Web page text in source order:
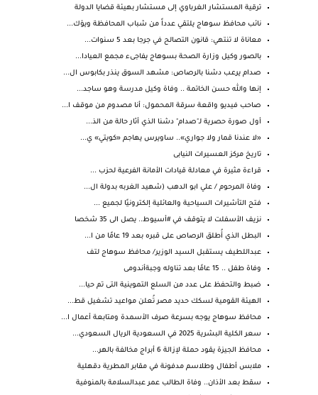
ترقية المستشار الغرباوي إلى مستشار بهيئة قضايا الدولة
نائب محافظ سوهاج يلتقي عدداً من شباب المحافظة ويؤك...
معاناة لا تنتهي: قانون التصالح في جرجا بعد 5 سنوات...
بالصور وكيل وزارة الصحة بسوهاج يفاجىء مجمع العيادا...
صدام يرعـب دشنا بالرصاص: مشهد السوق ينذر بكابوس ال...
إنها والله حسن الخاتمة .. وفاة وكيل مدرسة وهو ساجد...
صاحب فيديو واقعة سرقة المحمول: أنا مصدوم من موقف ا...
أول صورة حصرية لـ"صدام" دشنا الذي أثار حالة من الذ...
«لا عندنا قمار ولا جواري».. ساويرس يهاجم «كويتي» ي...
تاريخ مركز العسيرات النيابى
قراءة مثيرة في معادلة قيادات الأمانة الفرعية لحزب ...
وفاة المرحوم / علي ابو الدهب (شهيد الغربه بدولة ال...
فتح التأشيرات السياحية والعائلية إلكترونيًا لجميع ...
نزيف الأسفلت لا يتوقف في #أسيوط.. يصل الى 35 شخصا
البطل الذي أُطلق الرصاص على قبره بعد 19 عامًا من ا...
عبداللطيف يستقبل السيد الوزير/ محافظ سوهاج لتف
وفاة طفل .. 15 عامًا بعد تناوله وجبةأندومى
ضبط والتحفظ على عدد من السلع التموينية التى تم حيا...
الهيئة القومية لسكك حديد مصر تُعلن مواعيد تشغيل قط...
محافظ سوهاج يوجه بسرعة صرف الأسمدة ومتابعة أعمال ا...
سعر الكلية البشرية 2025 في السعودية الريال السعودي...
محافظ الجيزة يقود حملة لإزالة 6 أبراج مخالفة بالهر...
ملابس أطفال وطلاسم مدفونة في مقابر المطرية دقهلية
سقط بعد الأذان.. وفاة الطالب عمر عبدالسلامة بالمنوفية